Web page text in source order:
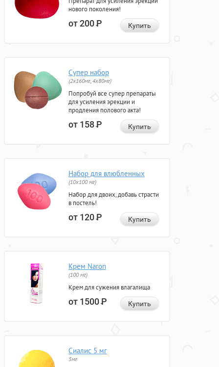
нового поколения!
от 200Р Купить
Супер набор
(2х160мг, 4х80мг)
Попробуй все супер препараты
для усиления эрекции и
продления полового акта!
от 158Р Купить
Набор для влюбленных
(10х100 мг)
Набор для двоих, добавь страсти
в постель!
от 120Р Купить
Крем Naron
(100 мг)
Крем для сужения влагалища
от 1500Р Купить
Сиалис 5 мг
5мг